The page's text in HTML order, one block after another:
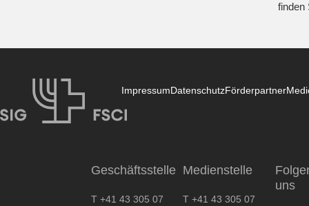
finden
ImpressumDatenschutzFörderpartner
Geschäftsstelle
T +41 43 305 07
Medienstelle
T +41 43 305 07
uns